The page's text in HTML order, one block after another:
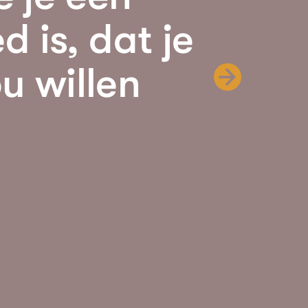
is, dat je
willen